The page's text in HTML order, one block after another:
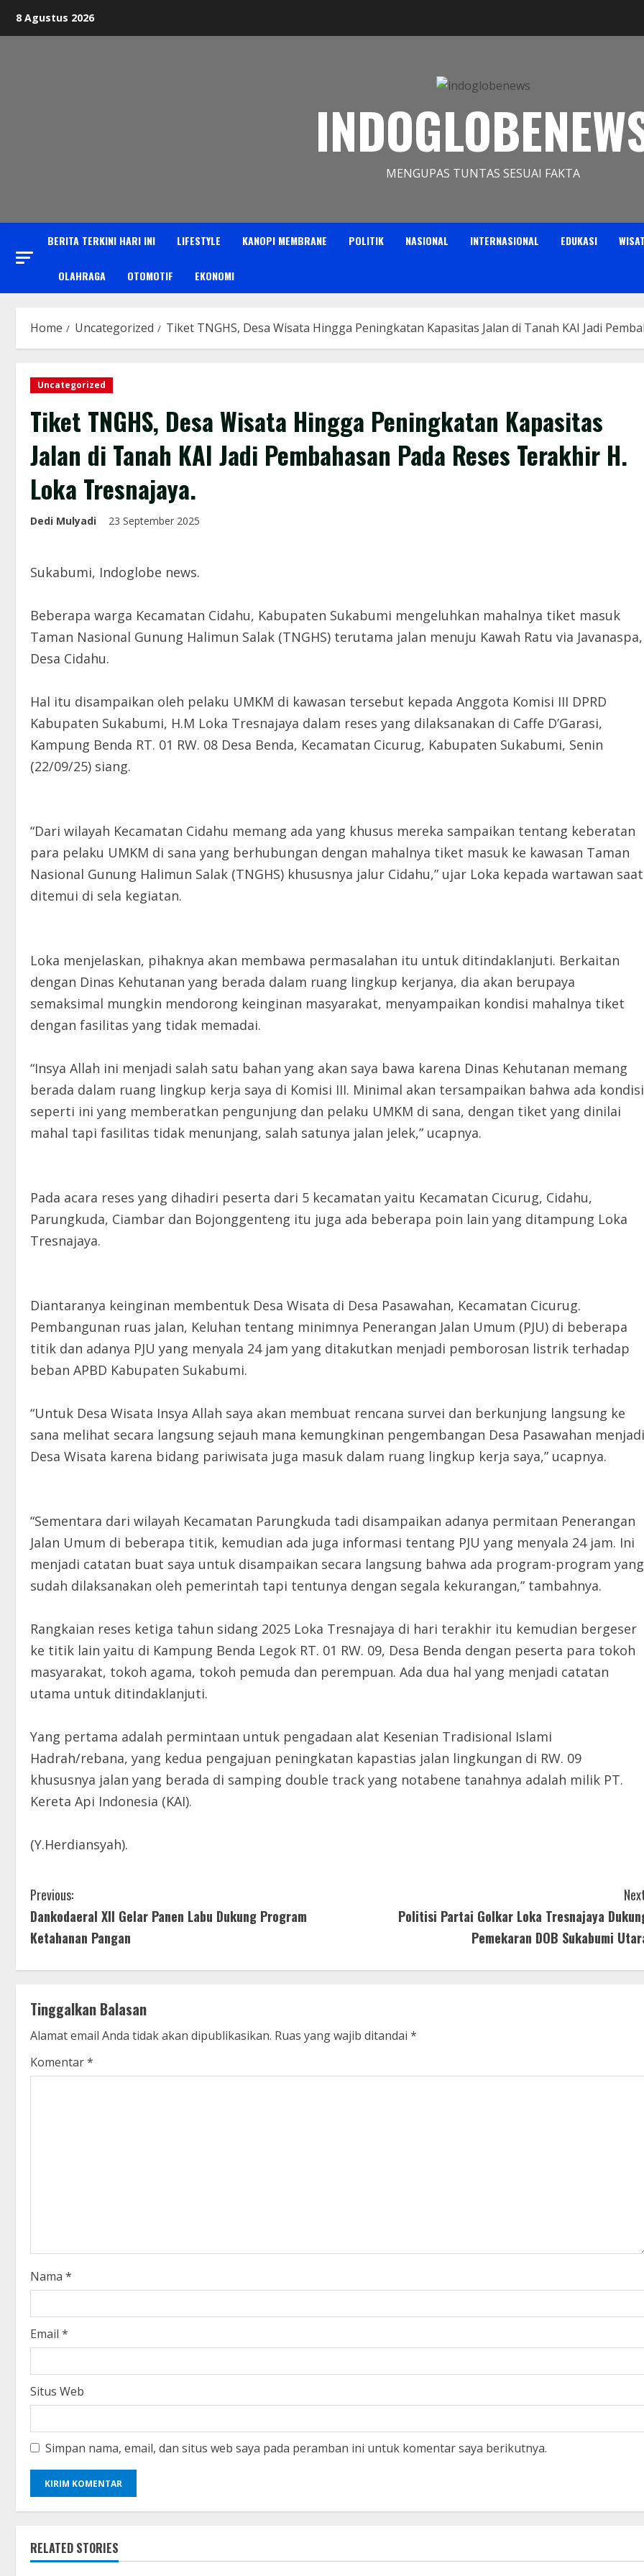
8 Agustus 2026
MENGUPAS TUNTAS SESUAI FAKTA
BERITA TERKINI HARI INI LIFESTYLE KANOPI MEMBRANE POLITIK NASIONAL INTERNASIONAL EDUKASI
OLAHRAGA OTOMOTIF EKONOMI
Home Uncategorized Tiket TNGHS, Desa Wisata Hingga Peningkatan Kapasitas Jalan di Tanah KAI Jadi
Uncategorized
Tiket TNGHS, Desa Wisata Hingga Peningkatan Kapasitas
Jalan di Tanah KAI Jadi Pembahasan Pada Reses Terakhir H.
Loka Tresnajaya.
Dedi Mulyadi 23 September 2025
Sukabumi, Indoglobe news.
Beberapa warga Kecamatan Cidahu, Kabupaten Sukabumi mengeluhkan mahalnya tiket masuk
Taman Nasional Gunung Halimun Salak (TNGHS) terutama jalan menuju Kawah Ratu via Javanaspa,
Desa Cidahu.
Hal itu disampaikan oleh pelaku UMKM di kawasan tersebut kepada Anggota Komisi III DPRD
Kabupaten Sukabumi, H.M Loka Tresnajaya dalam reses yang dilaksanakan di Caffe D’Garasi,
Kampung Benda RT. 01 RW. 08 Desa Benda, Kecamatan Cicurug, Kabupaten Sukabumi, Senin
(22/09/25) siang.
“Dari wilayah Kecamatan Cidahu memang ada yang khusus mereka sampaikan tentang keberatan
para pelaku UMKM di sana yang berhubungan dengan mahalnya tiket masuk ke kawasan Taman
Nasional Gunung Halimun Salak (TNGHS) khususnya jalur Cidahu,” ujar Loka kepada wartawan saat
ditemui di sela kegiatan.
Loka menjelaskan, pihaknya akan membawa permasalahan itu untuk ditindaklanjuti. Berkaitan
dengan Dinas Kehutanan yang berada dalam ruang lingkup kerjanya, dia akan berupaya
semaksimal mungkin mendorong keinginan masyarakat, menyampaikan kondisi mahalnya tiket
dengan fasilitas yang tidak memadai.
“Insya Allah ini menjadi salah satu bahan yang akan saya bawa karena Dinas Kehutanan memang
berada dalam ruang lingkup kerja saya di Komisi III. Minimal akan tersampaikan bahwa ada kondisi
seperti ini yang memberatkan pengunjung dan pelaku UMKM di sana, dengan tiket yang dinilai
mahal tapi fasilitas tidak menunjang, salah satunya jalan jelek,” ucapnya.
Pada acara reses yang dihadiri peserta dari 5 kecamatan yaitu Kecamatan Cicurug, Cidahu,
Parungkuda, Ciambar dan Bojonggenteng itu juga ada beberapa poin lain yang ditampung Loka
Tresnajaya.
Diantaranya keinginan membentuk Desa Wisata di Desa Pasawahan, Kecamatan Cicurug.
Pembangunan ruas jalan, Keluhan tentang minimnya Penerangan Jalan Umum (PJU) di beberapa
titik dan adanya PJU yang menyala 24 jam yang ditakutkan menjadi pemborosan listrik terhadap
beban APBD Kabupaten Sukabumi.
“Untuk Desa Wisata Insya Allah saya akan membuat rencana survei dan berkunjung langsung ke
sana melihat secara langsung sejauh mana kemungkinan pengembangan Desa Pasawahan menjadi
Desa Wisata karena bidang pariwisata juga masuk dalam ruang lingkup kerja saya,” ucapnya.
“Sementara dari wilayah Kecamatan Parungkuda tadi disampaikan adanya permitaan Penerangan
Jalan Umum di beberapa titik, kemudian ada juga informasi tentang PJU yang menyala 24 jam. Ini
menjadi catatan buat saya untuk disampaikan secara langsung bahwa ada program-program yang
sudah dilaksanakan oleh pemerintah tapi tentunya dengan segala kekurangan,” tambahnya.
Rangkaian reses ketiga tahun sidang 2025 Loka Tresnajaya di hari terakhir itu kemudian bergeser
ke titik lain yaitu di Kampung Benda Legok RT. 01 RW. 09, Desa Benda dengan peserta para tokoh
masyarakat, tokoh agama, tokoh pemuda dan perempuan. Ada dua hal yang menjadi catatan
utama untuk ditindaklanjuti.
Yang pertama adalah permintaan untuk pengadaan alat Kesenian Tradisional Islami
Hadrah/rebana, yang kedua pengajuan peningkatan kapastias jalan lingkungan di RW. 09
khususnya jalan yang berada di samping double track yang notabene tanahnya adalah milik PT.
Kereta Api Indonesia (KAI).
(Y.Herdiansyah).
C
o
i
n
u
i
n
g
Previous:
Dankodaeral XII Gelar Panen Labu Dukung Program
Ketahanan Pangan
Politisi Partai Golkar Loka Tresnajaya
Pemekaran DOB Sukabumi
Tinggalkan Balasan
Alamat email Anda tidak akan dipublikasikan. Ruas yang wajib ditandai *
Komentar*
Nama *
Email *
Situs Web
Simpan nama, email, dan situs web saya pada peramban ini untuk komentar saya berikutnya.
RELATED STORIES